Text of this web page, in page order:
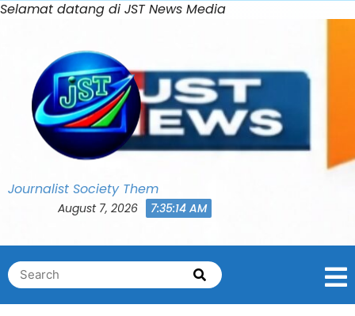
Selamat datang di JST News MediaSkip
Journalist Society Them
August 7, 2026 7:35:17 AM
Search
for:
Search
0
Bahasa Indonesia